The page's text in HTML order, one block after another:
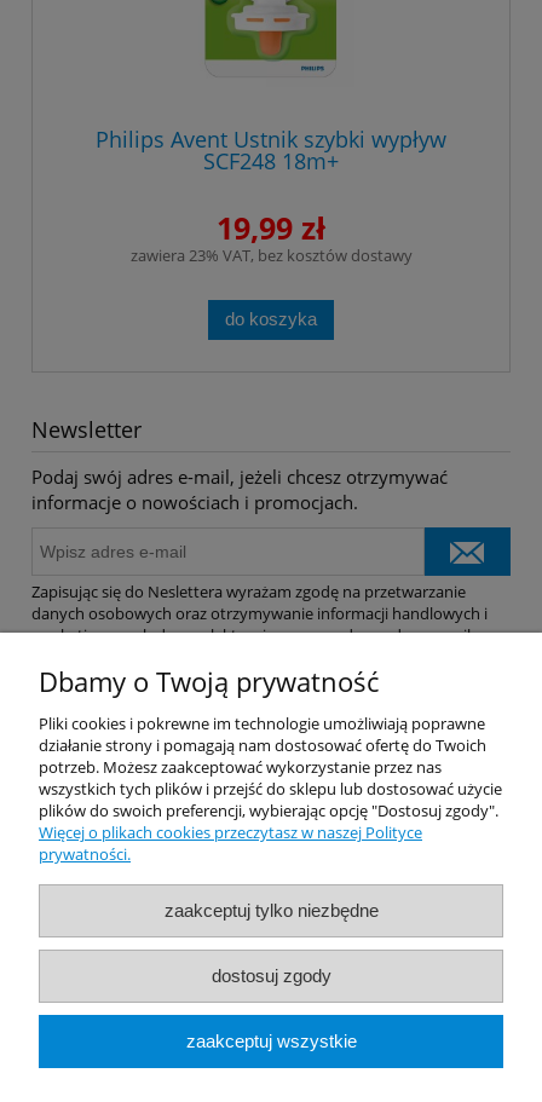
Philips Avent Ustnik szybki wypływ
SCF248 18m+
19,99 zł
zawiera 23% VAT, bez kosztów dostawy
do koszyka
Newsletter
Podaj swój adres e-mail, jeżeli chcesz otrzymywać
informacje o nowościach i promocjach.
Zapisując się do Neslettera wyrażam zgodę na przetwarzanie
danych osobowych oraz otrzymywanie informacji handlowych i
marketingowych drogą elektroniczną na podany adres e-mail.
Pomoc
Dostawa
Moje konto
O firmie
Rekomendowane Strony
Dbamy o Twoją prywatność
Pliki cookies i pokrewne im technologie umożliwiają poprawne
działanie strony i pomagają nam dostosować ofertę do Twoich
potrzeb. Możesz zaakceptować wykorzystanie przez nas
wszystkich tych plików i przejść do sklepu lub dostosować użycie
plików do swoich preferencji, wybierając opcję "Dostosuj zgody".
Więcej o plikach cookies przeczytasz w naszej Polityce
prywatności.
zaakceptuj tylko niezbędne
dostosuj zgody
zaakceptuj wszystkie